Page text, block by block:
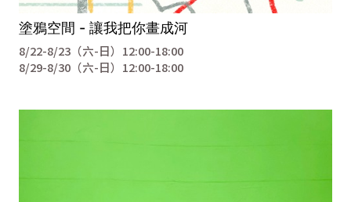
塗鴉空間 - 讓我把你畫成河
8/22-8/23（六-日）12:00-18:00
8/29-8/30（六-日）12:00-18:00